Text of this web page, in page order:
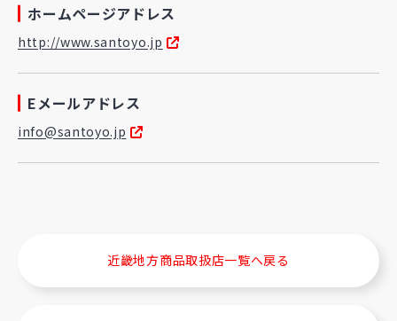
ホームページアドレス
http://www.santoyo.jp
Eメールアドレス
info@santoyo.jp
近畿地方商品取扱店一覧へ戻る